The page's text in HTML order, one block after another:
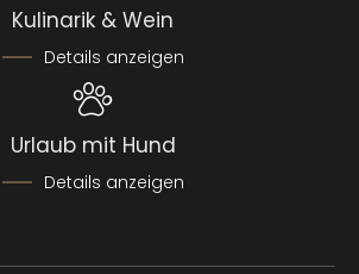
Kulinarik & Wein
Details anzeigen
Urlaub mit Hund
Details anzeigen